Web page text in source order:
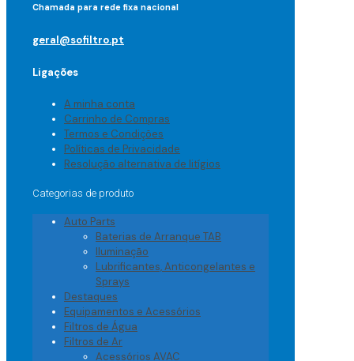
Chamada para rede fixa nacional
geral@sofiltro.pt
Ligações
A minha conta
Carrinho de Compras
Termos e Condições
Políticas de Privacidade
Resolução alternativa de litígios
Categorias de produto
Auto Parts
Baterias de Arranque TAB
Iluminação
Lubrificantes, Anticongelantes e
Sprays
Destaques
Equipamentos e Acessórios
Filtros de Água
Filtros de Ar
Acessórios AVAC